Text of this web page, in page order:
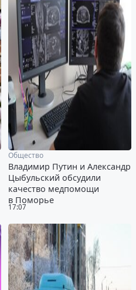
17:07
Общество
Владимир Путин и Александр
Цыбульский обсудили
качество медпомощи
в Поморье